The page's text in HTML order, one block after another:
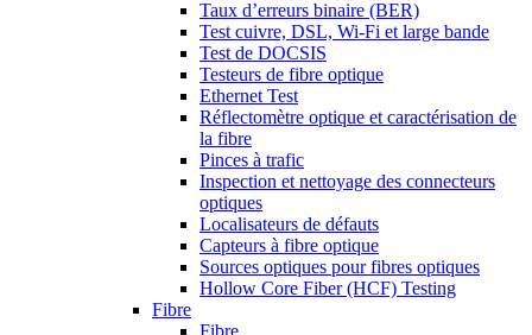
Taux d’erreurs binaire (BER)
Test cuivre, DSL, Wi-Fi et large bande
Test de DOCSIS
Testeurs de fibre optique
Ethernet Test
Réflectomètre optique et caractérisation de
la fibre
Pinces à trafic
Inspection et nettoyage des connecteurs
optiques
Localisateurs de défauts
Capteurs à fibre optique
Sources optiques pour fibres optiques
Hollow Core Fiber (HCF) Testing
Fibre